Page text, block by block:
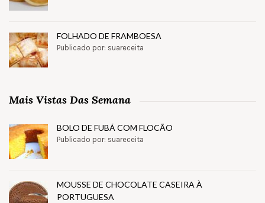
FOLHADO DE FRAMBOESA
Publicado por: suareceita
Mais Vistas Das Semana
BOLO DE FUBÁ COM FLOCÃO
Publicado por: suareceita
MOUSSE DE CHOCOLATE CASEIRA À
PORTUGUESA